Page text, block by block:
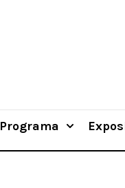
Programa